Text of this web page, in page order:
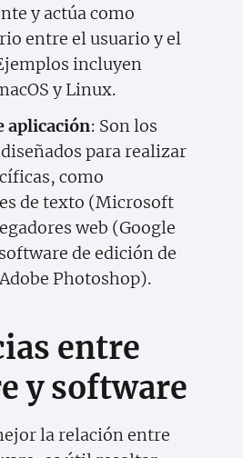
y actúa como
entre el usuario y el
incluyen
y Linux.
aplicación: Son los
para realizar
como
de texto (Microsoft
web (Google
de edición de
Photoshop).
entre
y software
la relación entre